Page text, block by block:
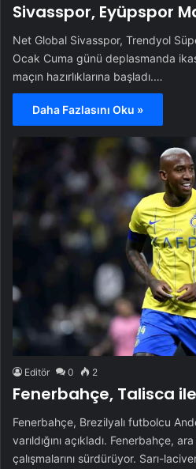
Sivasspor, Eyüpspor
Net Global Sivasspor, Trendyol
Ocak Cuma günü deplasmanda
maçın hazırlıklarına başladı.…
Daha Fazlasını Oku »
Editör 0 2
Fenerbahçe, Talisca
Fenerbahçe, Brezilyalı futbolcu
varıldığını açıkladı. Fenerbahçe,
çalışmalarını sürdürüyor. Sarı-